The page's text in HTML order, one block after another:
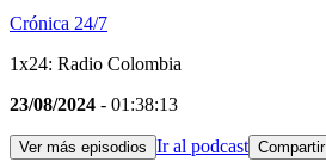
Crónica 24/7
1x24: Radio Colombia
23/08/2024 - 01:38:13
Ver más episodios Ir al podcast Compartir